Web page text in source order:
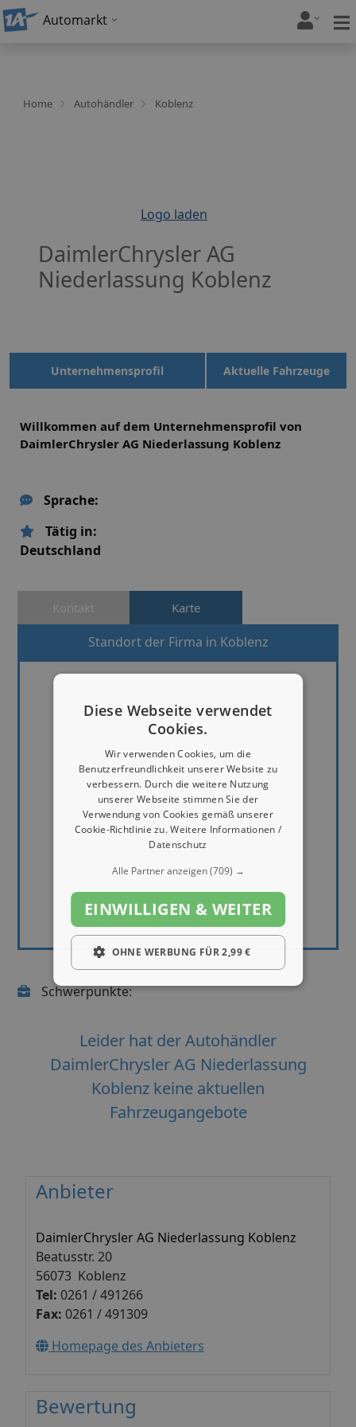
Automarkt
Home Autohändler Koblenz
Logo laden
DaimlerChrysler AG
Niederlassung Koblenz
Unternehmensprofil Aktuelle Fahrzeuge
Willkommen auf dem Unternehmensprofil von
DaimlerChrysler AG Niederlassung Koblenz
Sprache:
Tätig in:
Deutschland
Kontakt Karte
Standort der Firma in Koblenz
Schwerpunkte:
Leider hat der Autohändler
DaimlerChrysler AG Niederlassung
Koblenz keine aktuellen
Fahrzeugangebote
Anbieter
DaimlerChrysler AG Niederlassung Koblenz
Beatusstr. 20
56073 Koblenz
Tel: 0261 / 491266
Fax: 0261 / 491309
Homepage des Anbieters
Bewertung
Diese Webseite verwendet
Cookies.
Wir verwenden Cookies, um die
Benutzerfreundlichkeit unserer Website zu
verbessern. Durch die weitere Nutzung
unserer Webseite stimmen Sie der
Verwendung von Cookies gemäß unserer
Cookie-Richtlinie zu.Weitere Informationen /
Datenschutz
Alle Partner anzeigen(709) →
EINWILLIGEN & WEITER
OHNE WERBUNG FÜR 2,99 €